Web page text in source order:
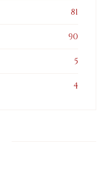
81
90
5
4